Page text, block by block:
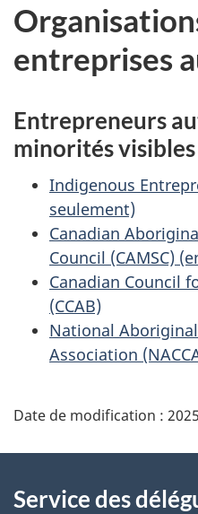
entreprises
Entrepreneurs
minorités visibles
Indigenous
seulement)
Canadian
Council (CAMSC)
Canadian Council
(CCAB)
National
Association
Additional
Information
Date de modification :
Service des